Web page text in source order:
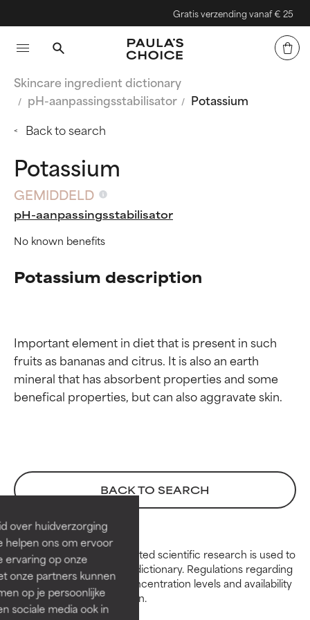
over huidverzorging
helpen ons om ervoor
ervaring op onze
onze partners kunnen
op je persoonlijke
sociale media ook in
Gratis verzending vanaf € 25
Skincare ingredient dictionary
pH-aanpassingsstabilisator
Potassium
Back to search
Potassium
GEMIDDELD
pH-aanpassingsstabilisator
No known benefits
Potassium description
Important element in diet that is present in such
fruits as bananas and citrus. It is also an earth
mineral that has absorbent properties and some
BACK TO SEARCH
Peer-reviewed, substantiated scientific research is used to
assess ingredients in this dictionary. Regulations regarding
constraints, permitted concentration levels and availability
vary by country and region.
Bewezen en ondersteund door
onafhankelijk onderzoek.
Uitstekend actief ingrediënt
voor de meeste huidtypen of
huidproblemen.
Bewezen en ondersteund door
onafhankelijk onderzoek.
Uitstekend actief ingrediënt
voor de meeste huidtypen of
huidproblemen.